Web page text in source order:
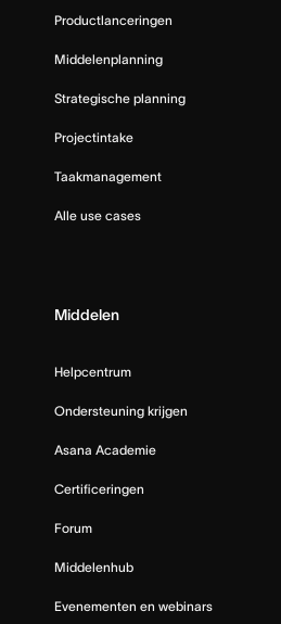
Productlanceringen
Middelenplanning
Strategische planning
Projectintake
Taakmanagement
Alle use cases
Middelen
Helpcentrum
Ondersteuning krijgen
Asana Academie
Certificeringen
Forum
Middelenhub
Evenementen en webinars